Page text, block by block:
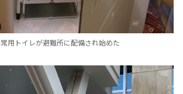
用トイレが避難所に配備され始めた